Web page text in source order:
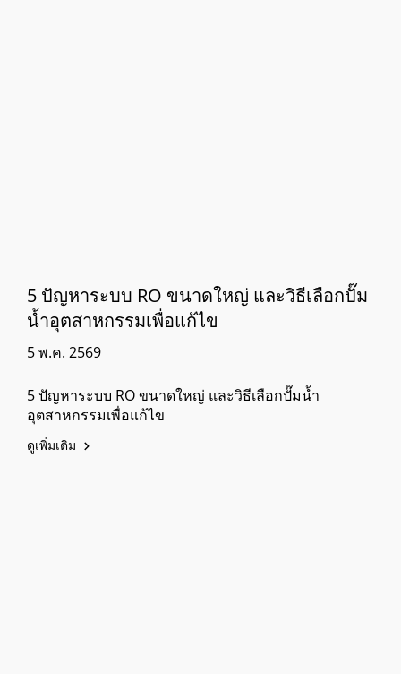
5 ปัญหาระบบ RO ขนาดใหญ่ และวิธีเลือกปั๊ม
น้ำอุตสาหกรรมเพื่อแก้ไข
5 พ.ค. 2569
5 ปัญหาระบบ RO ขนาดใหญ่ และวิธีเลือกปั๊มน้ำ
อุตสาหกรรมเพื่อแก้ไข
ดูเพิ่มเติม